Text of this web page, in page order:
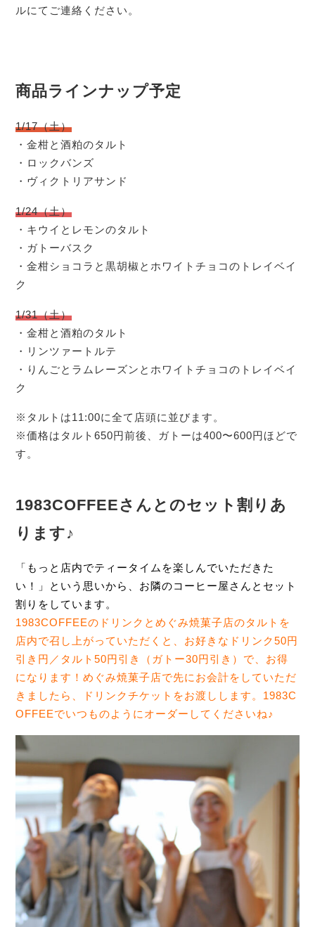
ルにてご連絡ください。
商品ラインナップ予定
1/17（土）
・金柑と酒粕のタルト
・ロックバンズ
・ヴィクトリアサンド
1/24（土）
・キウイとレモンのタルト
・ガトーバスク
・金柑ショコラと黒胡椒とホワイトチョコのトレイベイ
ク
1/31（土）
・金柑と酒粕のタルト
・リンツァートルテ
・りんごとラムレーズンとホワイトチョコのトレイベイ
ク
※タルトは11:00に全て店頭に並びます。
※価格はタルト650円前後、ガトーは400〜600円ほどで
す。
1983COFFEEさんとのセット割りあ
ります♪
「もっと店内でティータイムを楽しんでいただきた
い！」という思いから、お隣のコーヒー屋さんとセット
割りをしています。
1983COFFEEのドリンクとめぐみ焼菓子店のタルトを
店内で召し上がっていただくと、お好きなドリンク50円
引き円／タルト50円引き（ガトー30円引き）で、お得
になります！めぐみ焼菓子店で先にお会計をしていただ
きましたら、ドリンクチケットをお渡しします。1983C
OFFEEでいつものようにオーダーしてくださいね♪